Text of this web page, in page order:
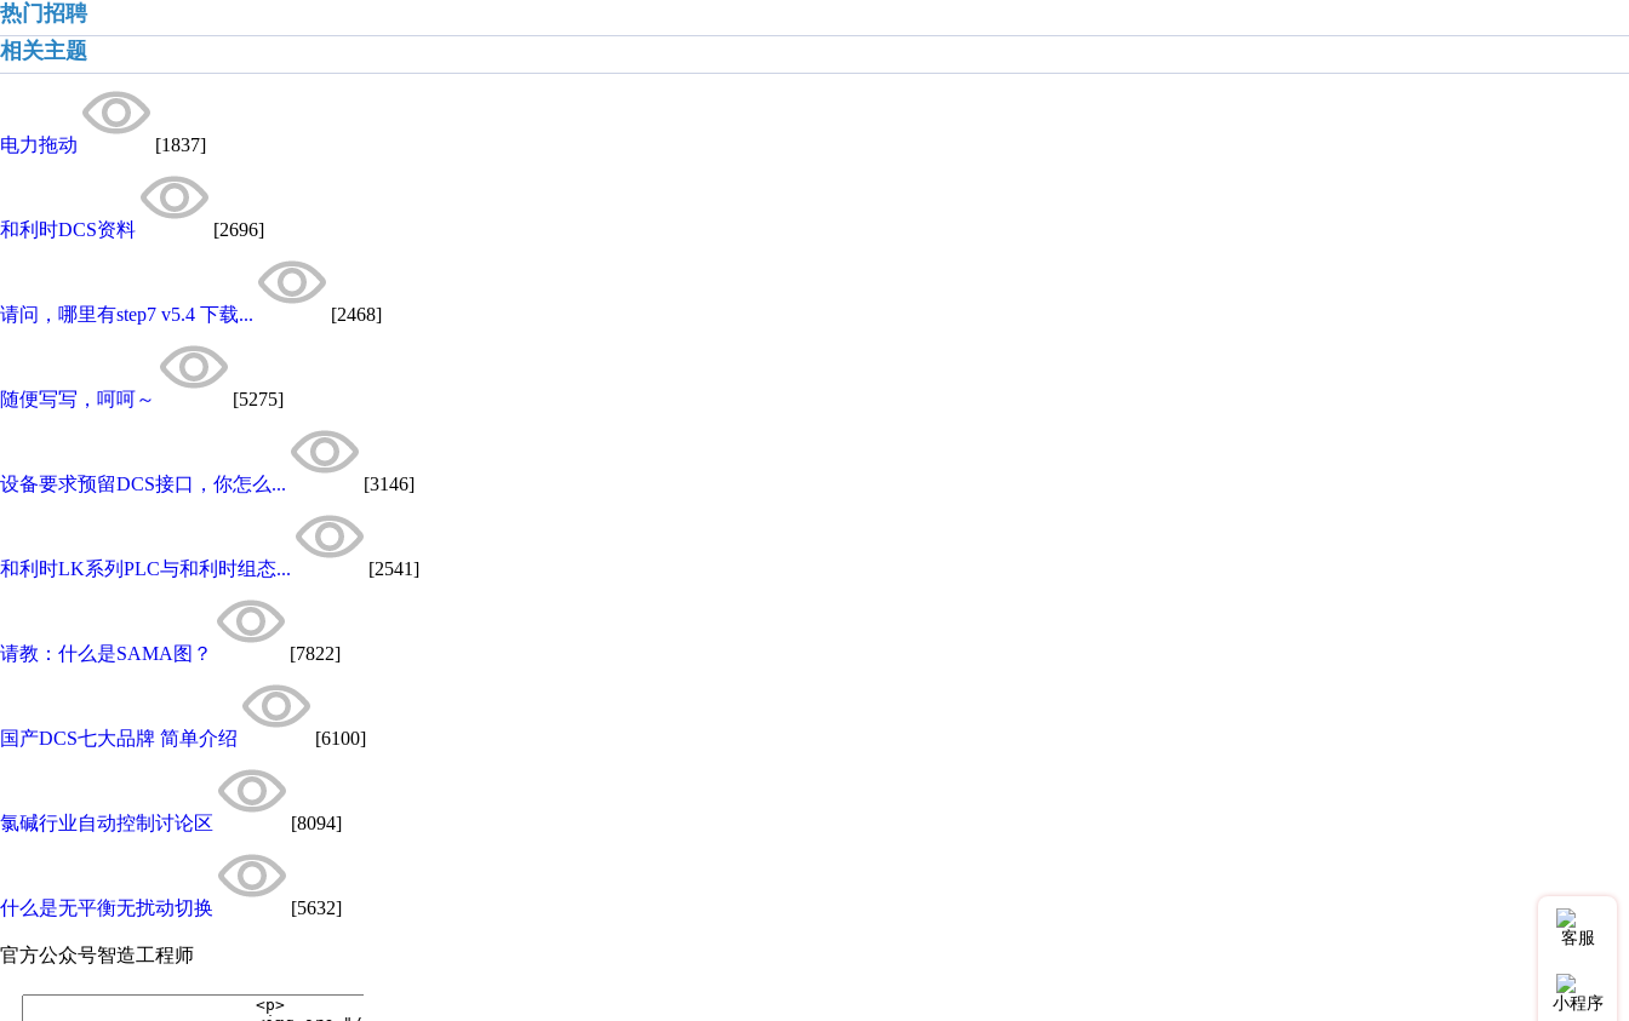
热门招聘
相关主题
电力拖动 [1837]
和利时DCS资料 [2696]
请问，哪里有step7 v5.4 下载... [2468]
随便写写，呵呵～ [5275]
设备要求预留DCS接口，你怎么... [3146]
和利时LK系列PLC与和利时组态... [2541]
请教：什么是SAMA图？ [7822]
国产DCS七大品牌 简单介绍 [6100]
氯碱行业自动控制讨论区 [8094]
什么是无平衡无扰动切换 [5632]
官方公众号智造工程师
客服
小程序